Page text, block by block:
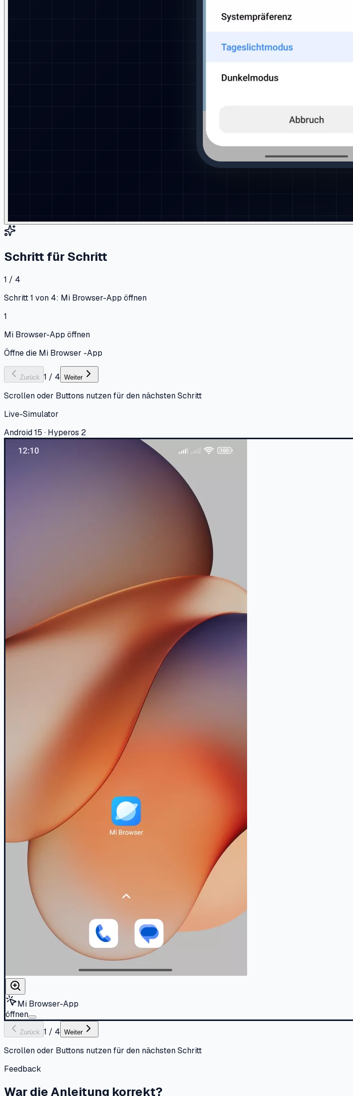
Schritt für Schritt
1 / 4
Schritt 1 von 4: Mi Browser-App öffnen
1
Mi Browser-App öffnen
Öffne die Mi Browser -App
Zurück 1 / 4 Weiter
Scrollen oder Buttons nutzen für den nächsten Schritt
Live-Simulator
Android 15 · Hyperos 2
Mi Browser-App
öffnen
Zurück 1 / 4 Weiter
Scrollen oder Buttons nutzen für den nächsten Schritt
Feedback
War die Anleitung korrekt?